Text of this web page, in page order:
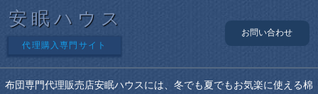
安眠ハウス
代理購入専門サイト
お問い合わせ
布団専門代理販売店安眠ハウスには、冬でも夏でもお気楽に使える棉